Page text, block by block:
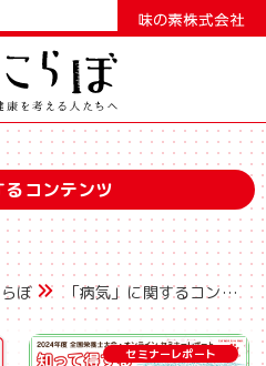
るコンテンツ
ぼ 「病気」に関するコンテンツ
セミナーレポート